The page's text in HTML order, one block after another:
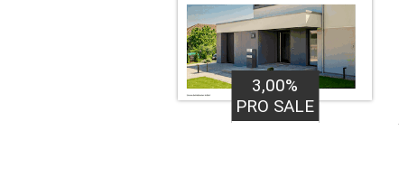
3,00%
PRO SALE